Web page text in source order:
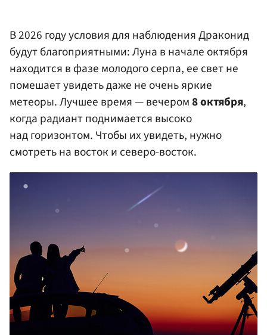
В 2026 году условия для наблюдения Драконид
будут благоприятными: Луна в начале октября
находится в фазе молодого серпа, ее свет не
помешает увидеть даже не очень яркие
метеоры. Лучшее время — вечером8 октября,
когда радиант поднимается высоко
над горизонтом. Чтобы их увидеть, нужно
смотреть на восток и северо-восток.